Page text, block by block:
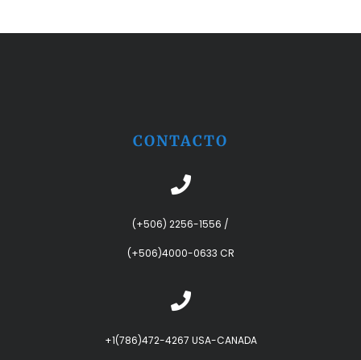
CONTACTO
(+506) 2256-1556 /
(+506)4000-0633 CR
+1(786)472-4267 USA-CANADA